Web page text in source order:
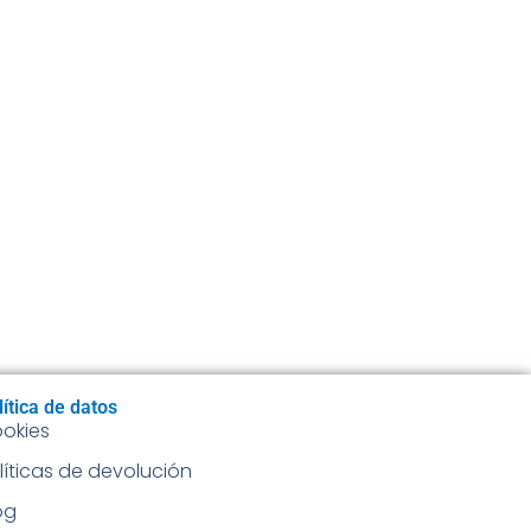
de datos
de devolución